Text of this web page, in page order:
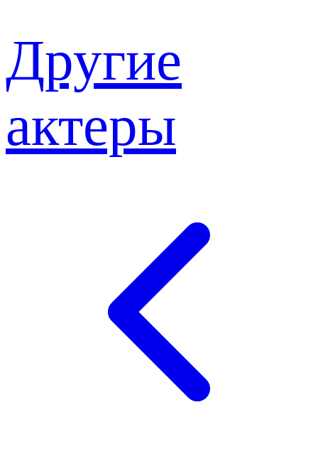
Другие
актеры